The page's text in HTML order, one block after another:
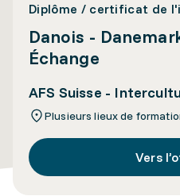
Diplôme / certificat de
Danois -
Échange
AFS Suisse -
Plusieurs lieux de
Vers